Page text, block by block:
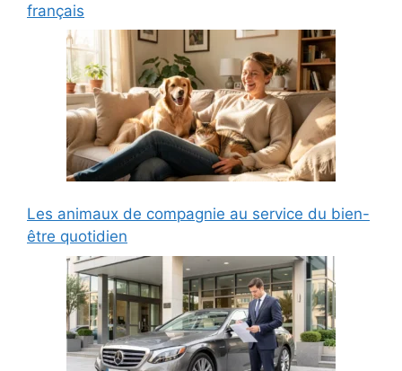
français
Les animaux de compagnie au service du bien-
être quotidien